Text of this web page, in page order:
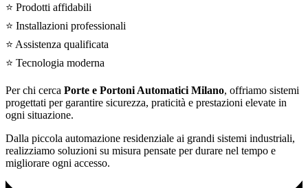
⭐ Prodotti affidabili
⭐ Installazioni professionali
⭐ Assistenza qualificata
⭐ Tecnologia moderna
Per chi cerca Porte e Portoni Automatici Milano, offriamo sistemi
progettati per garantire sicurezza, praticità e prestazioni elevate in
ogni situazione.
Dalla piccola automazione residenziale ai grandi sistemi industriali,
realizziamo soluzioni su misura pensate per durare nel tempo e
migliorare ogni accesso.